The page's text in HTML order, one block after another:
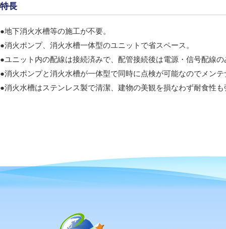
特長
●地下消火水槽等の施工が不要。
●消火ポンプ、消火水槽一体型のユニットで省スペース。
●ユニット内の配線は接続済みで、配管接続後は電源・信号配線
●消火ポンプと消火水槽が一体型で同時に点検が可能なのでメン
●消火水槽はステンレス製で清潔、建物の美観を損なわず耐食性も